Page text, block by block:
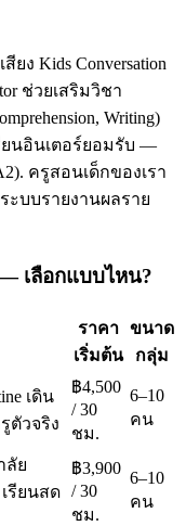
ยง Kids Conversation
ช่วยเสริมวิชา
Writing)
ยนอินเตอร์ยอมรับ —
ครูสอนเด็กของเรา
ะบบรายงานผลราย
— เลือกแบบไหน?
ราคา
เริ่มต้น
ขนาด
กลุ่ม
เดิน
ตัวจริง
฿4,500
/ 30
ชม.
6–10
คน
ลัย
รียนสด
฿3,900
/ 30
ชม.
6–10
คน